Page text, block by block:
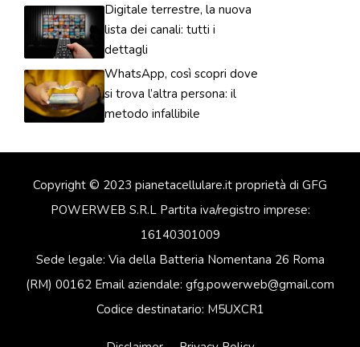
Digitale terrestre, la nuova
lista dei canali: tutti i
dettagli
WhatsApp, così scopri dove
si trova l’altra persona: il
metodo infallibile
Copyright © 2023 pianetacellulare.it proprietà di GFG
POWERWEB S.R.L Partita iva/registro imprese:
16140301009
Sede legale: Via della Batteria Nomentana 26 Roma
(RM) 00162 Email aziendale: gfg.powerweb@gmail.com
Codice destinatario: M5UXCR1